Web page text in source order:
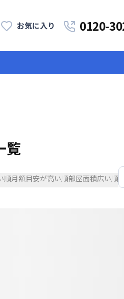
お気に入り 0120-
覧
順月額目安が高い順部屋面積広い順